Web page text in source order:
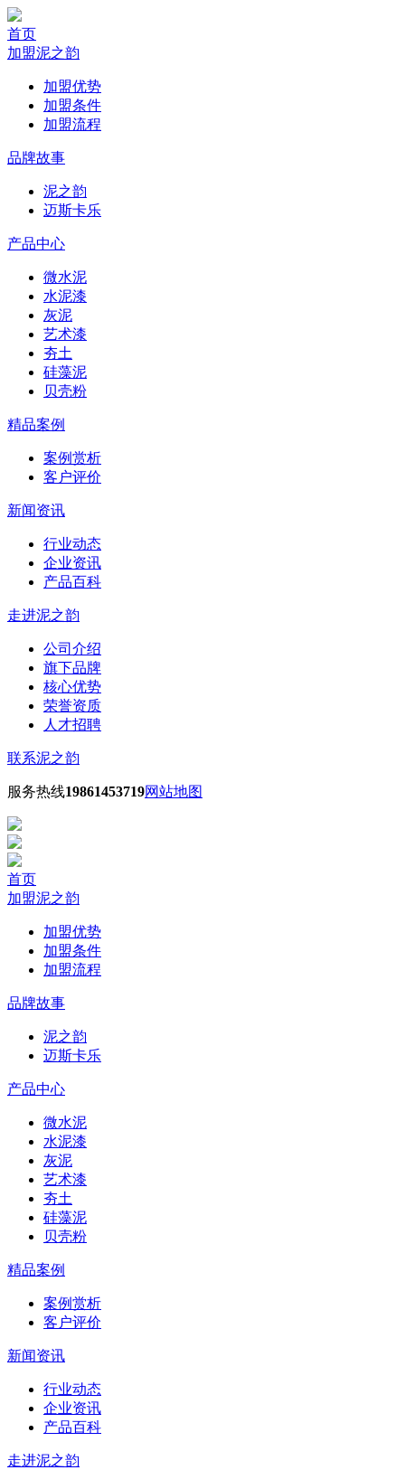
首页
加盟泥之韵
加盟优势
加盟条件
加盟流程
品牌故事
泥之韵
迈斯卡乐
产品中心
微水泥
水泥漆
灰泥
艺术漆
夯土
硅藻泥
贝壳粉
精品案例
案例赏析
客户评价
新闻资讯
行业动态
企业资讯
产品百科
走进泥之韵
公司介绍
旗下品牌
核心优势
荣誉资质
人才招聘
联系泥之韵
服务热线19861453719网站地图
首页
加盟泥之韵
加盟优势
加盟条件
加盟流程
品牌故事
泥之韵
迈斯卡乐
产品中心
微水泥
水泥漆
灰泥
艺术漆
夯土
硅藻泥
贝壳粉
精品案例
案例赏析
客户评价
新闻资讯
行业动态
企业资讯
产品百科
走进泥之韵